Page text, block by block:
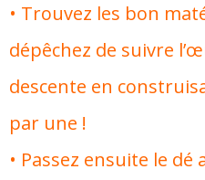
• Trouvez les bon
dépêchez de suivre
descente en
par une !
• Passez ensuite le